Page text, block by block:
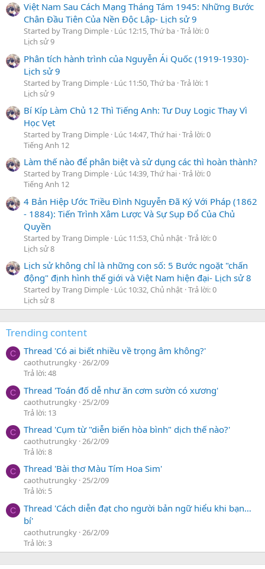
Việt Nam Sau Cách Mạng Tháng Tám 1945: Những Bước
Chân Đầu Tiên Của Nền Độc Lập- Lịch sử 9
Started by Trang Dimple Lúc 12:15, Thứ ba Trả lời: 0
Lịch sử 9
Phân tích hành trình của Nguyễn Ái Quốc (1919-1930)-
Lịch sử 9
Started by Trang Dimple Lúc 11:50, Thứ ba Trả lời: 1
Lịch sử 9
Bí Kíp Làm Chủ 12 Thì Tiếng Anh: Tư Duy Logic Thay Vì
Học Vẹt
Started by Trang Dimple Lúc 14:47, Thứ hai Trả lời: 0
Tiếng Anh 12
Làm thế nào để phân biệt và sử dụng các thì hoàn thành?
Started by Trang Dimple Lúc 14:39, Thứ hai Trả lời: 0
Tiếng Anh 12
4 Bản Hiệp Ước Triều Đình Nguyễn Đã Ký Với Pháp (1862
- 1884): Tiến Trình Xâm Lược Và Sự Sụp Đổ Của Chủ
Quyền
Started by Trang Dimple Lúc 11:53, Chủ nhật Trả lời: 0
Lịch sử 8
Lịch sử không chỉ là những con số: 5 Bước ngoặt "chấn
động" định hình thế giới và Việt Nam hiện đại- Lịch sử 8
Started by Trang Dimple Lúc 10:32, Chủ nhật Trả lời: 0
Lịch sử 8
Trending content
C Thread 'Có ai biết nhiều về trọng âm không?'
caothutrungky 26/2/09
Trả lời: 48
C Thread 'Toán đố dễ như ăn cơm sườn có xương'
caothutrungky 25/2/09
Trả lời: 13
C Thread 'Cụm từ "diễn biến hòa bình" dịch thế nào?'
caothutrungky 26/2/09
Trả lời: 8
C Thread 'Bài thơ Màu Tím Hoa Sim'
caothutrungky 25/2/09
Trả lời: 5
C
Thread 'Cách diễn đạt cho người bản ngữ hiểu khi bạn…
bí'
caothutrungky 26/2/09
Trả lời: 3